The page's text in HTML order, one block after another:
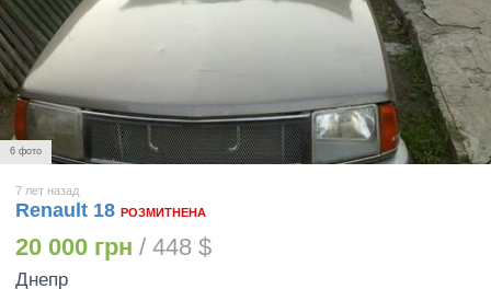
6 фото
7 лет назад
Renault 18 РОЗМИТНЕНА
20 000 грн / 448 $
Днепр